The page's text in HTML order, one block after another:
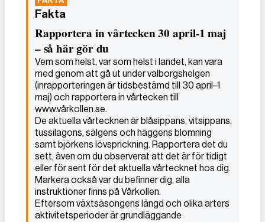
Fakta
Rapportera in vårtecken 30 april-1 maj
– så här gör du
Vem som helst, var som helst i landet, kan vara
med genom att gå ut under valborgshelgen
(inrapporteringen är tidsbestämd till 30 april–1
maj) och rapportera in vårtecken till
www.vårkollen.se.
De aktuella vårtecknen är blåsippans, vitsippans,
tussilagons, sälgens och häggens blomning
samt björkens lövsprickning. Rapportera det du
sett, även om du observerat att det är för tidigt
eller för sent för det aktuella vårtecknet hos dig.
Markera också var du befinner dig, alla
instruktioner finns på Vårkollen.
Eftersom växtsäsongens längd och olika arters
aktivitetsperioder är grundläggande